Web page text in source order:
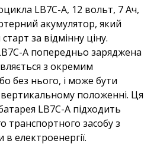
LB7C-A, 12 вольт, 7 Ач,
акумулятор, який
за відмінну ціну.
A попередньо заряджена
з окремим
без нього, і може бути
положенні. Ця
LB7C-A підходить
транспортного засобу з
електроенергії.